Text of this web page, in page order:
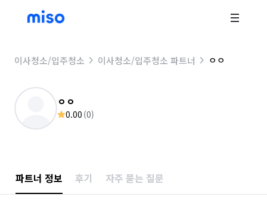
이사청소/입주청소 이사청소/입주청소 파트너 ㅇㅇ
ㅇㅇ
0.00 (0)
파트너 정보 후기 자주 묻는 질문